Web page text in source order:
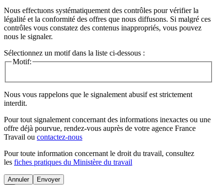
Nous effectuons systématiquement des contrôles pour vérifier la
légalité et la conformité des offres que nous diffusons. Si malgré ces
contrôles vous constatez des contenus inappropriés, vous pouvez
nous le signaler.
Sélectionnez un motif dans la liste ci-dessous :
Motif:
Nous vous rappelons que le signalement abusif est strictement
interdit.
Pour tout signalement concernant des informations inexactes ou une
offre déjà pourvue, rendez-vous auprès de votre agence France
Travail ou contactez-nous
Pour toute information concernant le droit du travail, consultez
les fiches pratiques du Ministère du travail
Annuler